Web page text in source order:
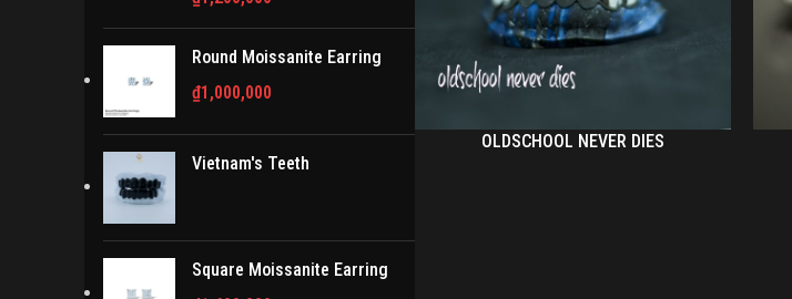
Round Moissanite Earring
₫1,000,000
Vietnam's Teeth
Square Moissanite Earring
OLDSCHOOL NEVER DIES